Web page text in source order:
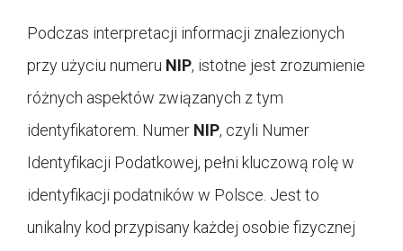
Podczas interpretacji informacji znalezionych
przy użyciu numeru NIP, istotne jest zrozumienie
różnych aspektów związanych z tym
identyfikatorem. Numer NIP, czyli Numer
Identyfikacji Podatkowej, pełni kluczową rolę w
identyfikacji podatników w Polsce. Jest to
unikalny kod przypisany każdej osobie fizycznej